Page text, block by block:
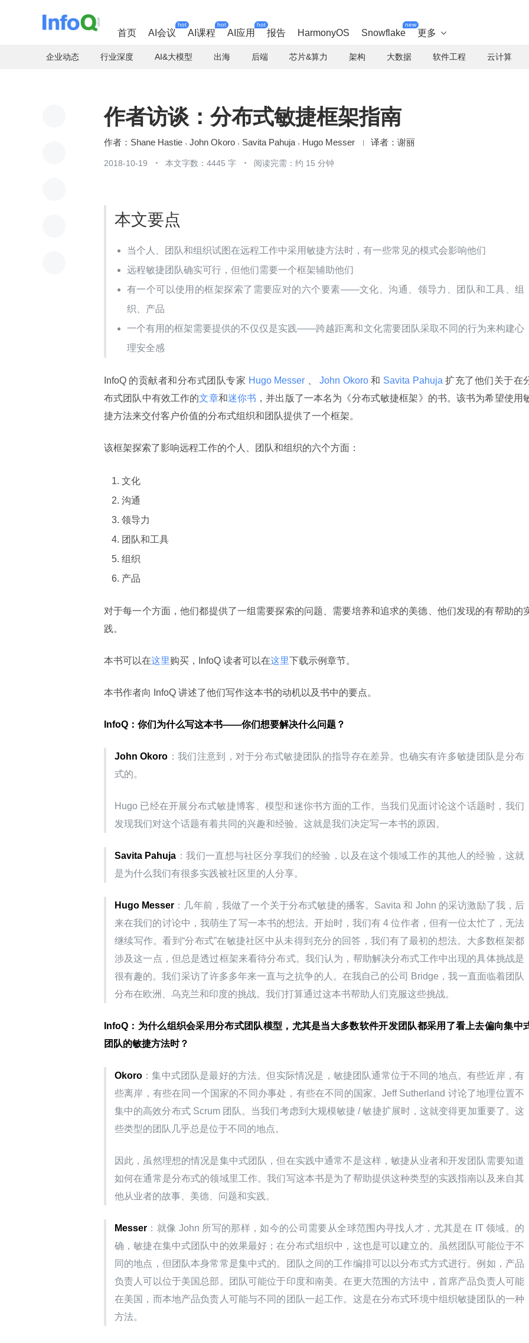
首页 AI会议
hot
AI课程
hot
AI应用
hot
报告 HarmonyOS Snowflake
new
更多 
企业动态 行业深度 AI&大模型 出海 后端 芯片&算力 架构 大数据 软件工程 云计算
作者访谈：分布式敏捷框架指南
Shane Hastie John Okoro Savita Pahuja Hugo Messer 谢丽
2018-10-19 本文字数：4445 字 阅读完需：约 15 分钟
本文要点
当个人、团队和组织试图在远程工作中采用敏捷方法时，有一些常见的模式会影响他们
远程敏捷团队确实可行，但他们需要一个框架辅助他们
有一个可以使用的框架探索了需要应对的六个要素——文化、沟通、领导力、团队和工具、组
织、产品
一个有用的框架需要提供的不仅仅是实践——跨越距离和文化需要团队采取不同的行为来构建心
理安全感
InfoQ 的贡献者和分布式团队专家 Hugo Messer John Okoro 和 Savita Pahuja 扩充了他们关于在
布式团队中有效工作的文章和迷你书 ，并出版了一本名为《分布式敏捷框架》的书。该书为希望使用
捷方法来交付客户价值的分布式组织和团队提供了一个框架。
该框架探索了影响远程工作的个人、团队和组织的六个方面：
文化
沟通
领导力
团队和工具
组织
产品
对于每一个方面，他们都提供了一组需要探索的问题、需要培养和追求的美德、他们发现的有帮助的
践。
本书可以在这里购买，InfoQ 读者可以在这里下载示例章节。
本书作者向 InfoQ 讲述了他们写作这本书的动机以及书中的要点。
InfoQ：你们为什么写这本书——你们想要解决什么问题？
John Okoro ：我们注意到，对于分布式敏捷团队的指导存在差异。也确实有许多敏捷团队是分布
式的。
Hugo 已经在开展分布式敏捷博客、模型和迷你书方面的工作。当我们见面讨论这个话题时，我们
发现我们对这个话题有着共同的兴趣和经验。这就是我们决定写一本书的原因。
Savita Pahuja ：我们一直想与社区分享我们的经验，以及在这个领域工作的其他人的经验，这就
是为什么我们有很多实践被社区里的人分享。
Hugo Messer ：几年前，我做了一个关于分布式敏捷的播客。Savita 和 John 的采访激励了我，后
来在我们的讨论中，我萌生了写一本书的想法。开始时，我们有 4 位作者，但有一位太忙了，无法
继续写作。看到“分布式”在敏捷社区中从未得到充分的回答，我们有了最初的想法。大多数框架都
涉及这一点，但总是透过框架来看待分布式。我们认为，帮助解决分布式工作中出现的具体挑战是
很有趣的。我们采访了许多多年来一直与之抗争的人。在我自己的公司 Bridge，我一直面临着团队
分布在欧洲、乌克兰和印度的挑战。我们打算通过这本书帮助人们克服这些挑战。
InfoQ：为什么组织会采用分布式团队模型，尤其是当大多数软件开发团队都采用了看上去偏向集中
团队的敏捷方法时？
Okoro ：集中式团队是最好的方法。但实际情况是，敏捷团队通常位于不同的地点。有些近岸，有
些离岸，有些在同一个国家的不同办事处，有些在不同的国家。Jeff Sutherland 讨论了地理位置不
集中的高效分布式 Scrum 团队。当我们考虑到大规模敏捷 / 敏捷扩展时，这就变得更加重要了。这
些类型的团队几乎总是位于不同的地点。
因此，虽然理想的情况是集中式团队，但在实践中通常不是这样，敏捷从业者和开发团队需要知道
如何在通常是分布式的领域里工作。我们写这本书是为了帮助提供这种类型的实践指南以及来自其
他从业者的故事、美德、问题和实践。
Messer ：就像 John 所写的那样，如今的公司需要从全球范围内寻找人才，尤其是在 IT 领域。的
确，敏捷在集中式团队中的效果最好；在分布式组织中，这也是可以建立的。虽然团队可能位于不
同的地点，但团队本身常常是集中式的。团队之间的工作编排可以以分布式方式进行。例如，产品
负责人可以位于美国总部。团队可能位于印度和南美。在更大范围的方法中，首席产品负责人可能
在美国，而本地产品负责人可能与不同的团队一起工作。这是在分布式环境中组织敏捷团队的一种
方法。